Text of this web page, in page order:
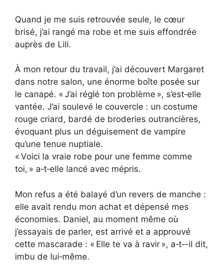
Quand je me suis retrouvée seule, le cœur
brisé, j’ai rangé ma robe et me suis effondrée
auprès de Lili.
À mon retour du travail, j’ai découvert Margaret
dans notre salon, une énorme boîte posée sur
le canapé. « J’ai réglé ton problème », s’est‑elle
vantée. J’ai soulevé le couvercle : un costume
rouge criard, bardé de broderies outrancières,
évoquant plus un déguisement de vampire
qu’une tenue nuptiale.
« Voici la vraie robe pour une femme comme
toi, » a‑t‑elle lancé avec mépris.
Mon refus a été balayé d’un revers de manche :
elle avait rendu mon achat et dépensé mes
économies. Daniel, au moment même où
j’essayais de parler, est arrivé et a approuvé
cette mascarade : « Elle te va à ravir », a‑t‑-il dit,
imbu de lui‑même.